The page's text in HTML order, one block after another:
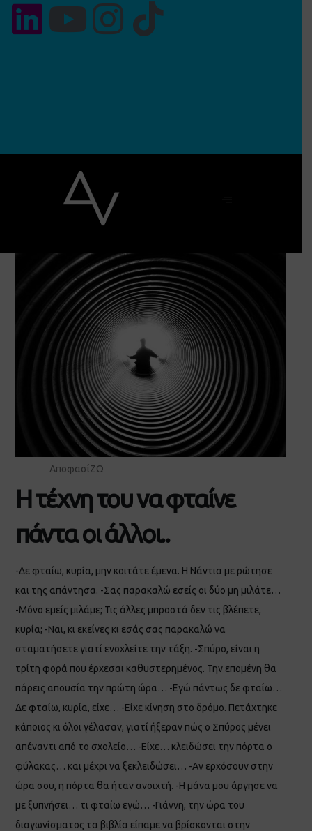
ΑποφασίΖΩ
Η τέχνη του να φταίνε
πάντα οι άλλοι..
-Δε φταίω, κυρία, μην κοιτάτε έμενα. Η Νάντια με ρώτησε
και της απάντησα. -Σας παρακαλώ εσείς οι δύο μη μιλάτε…
-Μόνο εμείς μιλάμε; Τις άλλες μπροστά δεν τις βλέπετε,
κυρία; -Ναι, κι εκείνες κι εσάς σας παρακαλώ να
σταματήσετε γιατί ενοχλείτε την τάξη. -Σπύρο, είναι η
τρίτη φορά που έρχεσαι καθυστερημένος. Την επομένη θα
πάρεις απουσία την πρώτη ώρα… -Εγώ πάντως δε φταίω…
Δε φταίω, κυρία, είχε… -Είχε κίνηση στο δρόμο. Πετάχτηκε
κάποιος κι όλοι γέλασαν, γιατί ήξεραν πώς ο Σπύρος μένει
απέναντι από το σχολείο… -Είχε… κλειδώσει την πόρτα ο
φύλακας… και μέχρι να ξεκλειδώσει… -Αν ερχόσουν στην
ώρα σου, η πόρτα θα ήταν ανοιχτή. -Η μάνα μου άργησε να
με ξυπνήσει… τι φταίω εγώ… -Γιάννη, την ώρα του
διαγωνίσματος τα βιβλία είπαμε να βρίσκονται στην